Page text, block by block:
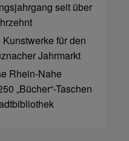
seit über
für den
Jahrmarkt
Rhein-Nahe
„Bücher“-Taschen